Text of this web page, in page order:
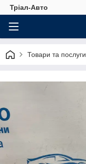
Тріал-Авто
Товари та послуги